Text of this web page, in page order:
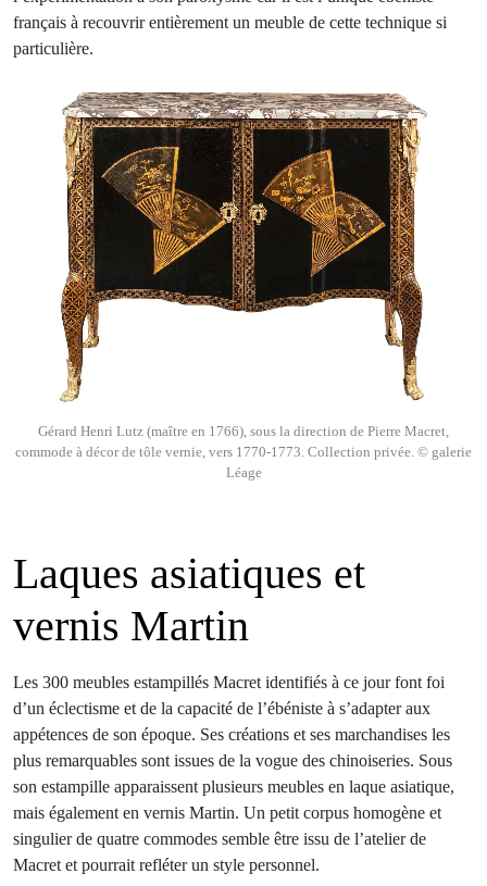
français à recouvrir entièrement un meuble de cette technique si
particulière.
Gérard Henri Lutz (maître en 1766), sous la direction de Pierre Macret,
commode à décor de tôle vernie, vers 1770-1773. Collection privée. © galerie
Léage
Laques asiatiques et
vernis Martin
Les 300 meubles estampillés Macret identifiés à ce jour font foi
d’un éclectisme et de la capacité de l’ébéniste à s’adapter aux
appétences de son époque. Ses créations et ses marchandises les
plus remarquables sont issues de la vogue des chinoiseries. Sous
son estampille apparaissent plusieurs meubles en laque asiatique,
mais également en vernis Martin. Un petit corpus homogène et
singulier de quatre commodes semble être issu de l’atelier de
Macret et pourrait refléter un style personnel.